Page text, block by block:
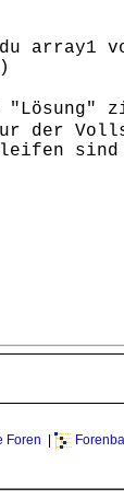
der
Foren